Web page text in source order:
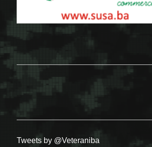
Tweets by @Veteraniba